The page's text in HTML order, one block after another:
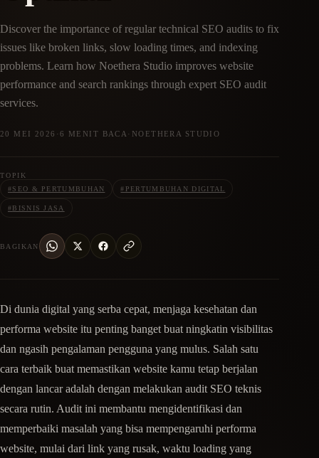
Discover the importance of regular technical SEO audits to fix
issues like broken links, slow loading times, and indexing
problems. Learn how Noethera Studio improves website
performance and search rankings through expert SEO audit
services.
20 MEI 2026 ·6 MENIT BACA · NOETHERA STUDIO
TOPIK
#SEO & PERTUMBUHAN # PERTUMBUHAN DIGITAL
#BISNIS JASA
BAGIKAN
Di dunia digital yang serba cepat, menjaga kesehatan dan
performa website itu penting banget buat ningkatin visibilitas
dan ngasih pengalaman pengguna yang mulus. Salah satu
cara terbaik buat memastikan website kamu tetap berjalan
dengan lancar adalah dengan melakukan audit SEO teknis
secara rutin. Audit ini membantu mengidentifikasi dan
memperbaiki masalah yang bisa mempengaruhi performa
website, mulai dari link yang rusak, waktu loading yang